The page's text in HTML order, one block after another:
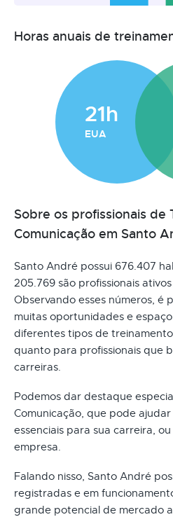
Horas anuais de
21h
EUA
Sobre os profissionais de
Comunicação em Santo
Santo André possui 676.407
205.769 são profissionais
Observando esses números, é
muitas oportunidades e
diferentes tipos de
quanto para profissionais que
carreiras.
Podemos dar destaque
Comunicação, que pode
essenciais para sua carreira,
empresa.
Falando nisso, Santo André
registradas e em
grande potencial de mercado